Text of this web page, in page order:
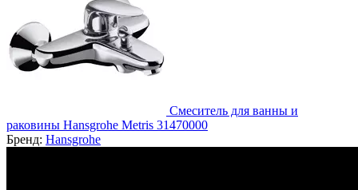
Смеситель для ванны и
раковины Hansgrohe Metris 31470000
Бренд: Hansgrohe